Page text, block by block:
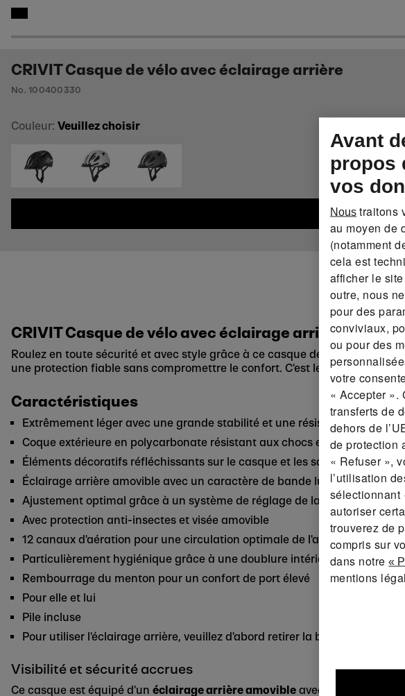
CRIVIT Casque de vélo avec éclairage arrière
No. 100400330
Couleur: Veuillez choisir
CRIVIT Casque de vélo avec éclairage arrière
Roulez en toute sécurité et avec style grâce à ce casque de vélo CRIVIT.
une protection fiable sans compromettre le confort. C'est le compagnon
Caractéristiques
Extrêmement léger avec une grande stabilité et une résistance à la
Coque extérieure en polycarbonate résistant aux chocs et coque
Éléments décoratifs réfléchissants sur le casque et les sangles pour une
Éclairage arrière amovible avec un caractère de bande lumineuse
Ajustement optimal grâce à un système de réglage de la taille à une
Avec protection anti-insectes et visée amovible
12 canaux d'aération pour une circulation optimale de l'air
Particulièrement hygiénique grâce à une doublure intérieure amovible
Rembourrage du menton pour un confort de port élevé
Pour elle et lui
Pile incluse
Pour utiliser l'éclairage arrière, veuillez d'abord retirer la bande d'isolation
Visibilité et sécurité accrues
Ce casque est équipé d'un éclairage arrière amovible avec 3 modes
Avant
propos
vos
Nous traitons
au moyen de
(notamment
cela est
afficher le
outre, nous
pour des
conviviaux,
ou pour des
votre
« Accepter ».
transferts de
dehors de
de protection
« Refuser »,
l’utilisation
sélectionnant
autoriser
trouverez de
compris sur
dans notre«
mentions